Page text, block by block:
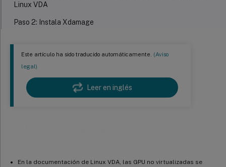
Este artículo ha sido traducido automáticamente. (Aviso
legal)
Leer en inglés
En la documentación de Linux VDA, las GPU no virtualizadas se
Linux VDA
Paso 2: Instala Xdamage
Paso 4: Modifica los archivos de configuración de Xorg
Solución de problemas